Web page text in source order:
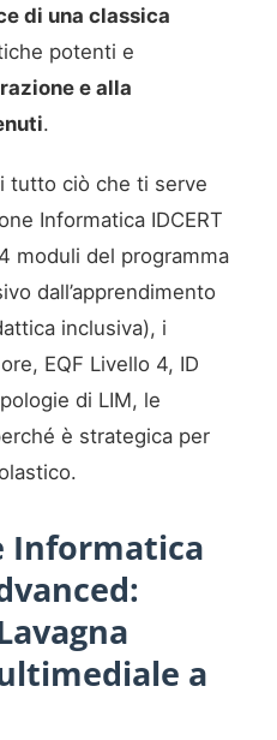
di una classica
potenti e
e alla
.
tutto ciò che ti serve
Informatica IDCERT
moduli del programma
dall’apprendimento
inclusiva), i
EQF Livello 4, ID
di LIM, le
è strategica per
Informatica
a